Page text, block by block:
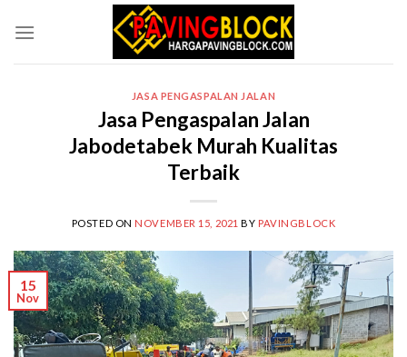
JASA PENGASPALAN JALAN
Jasa Pengaspalan Jalan
Jabodetabek Murah Kualitas
Terbaik
POSTED ON NOVEMBER 15, 2021 BY PAVINGBLOCK
15
Nov